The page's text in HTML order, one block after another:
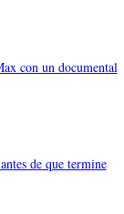
con un documental
de que termine